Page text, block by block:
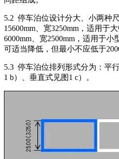
5.2 停车泊位设计分大、小两种
15600mm、宽3250mm，适用于
6000mm、宽2500mm，适用于
可适当降低，但最小不应低于
5.3 停车泊位排列形式分为：平
1 b）、垂直式见图1 c）。